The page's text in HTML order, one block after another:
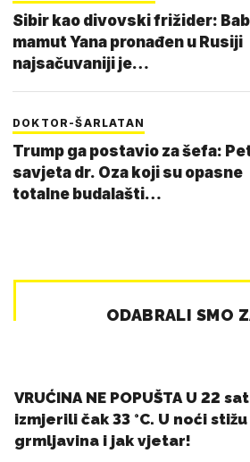
Sibir kao divovski frižider:
mamut Yana pronađen u Rusiji
najsačuvaniji je…
DOKTOR-ŠARLATAN
Trump ga postavio za šefa:
savjeta dr. Oza koji su opasne
totalne budalašti…